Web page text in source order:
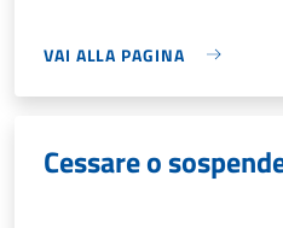
VAI ALLA PAGINA
Cessare o